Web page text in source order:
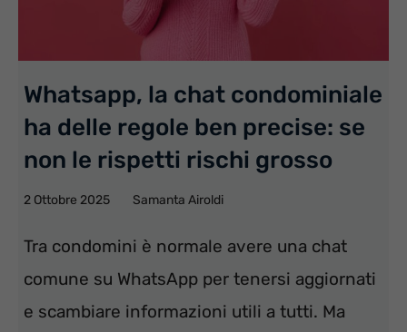
Whatsapp, la chat condominiale
ha delle regole ben precise: se
non le rispetti rischi grosso
2 Ottobre 2025 Samanta Airoldi
Tra condomini è normale avere una chat
comune su WhatsApp per tenersi aggiornati
e scambiare informazioni utili a tutti. Ma